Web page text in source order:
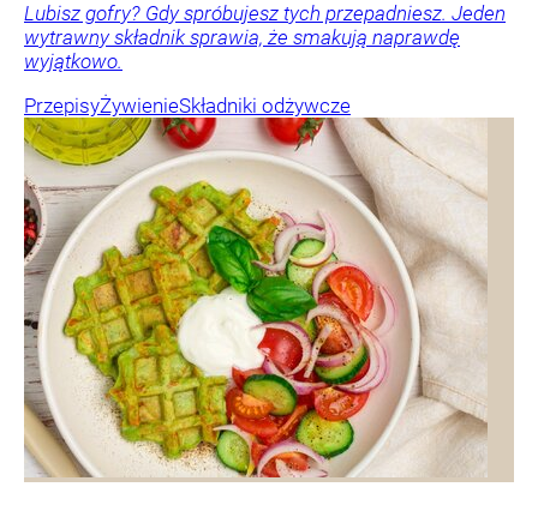
Lubisz gofry? Gdy spróbujesz tych przepadniesz. Jeden
wytrawny składnik sprawia, że smakują naprawdę
wyjątkowo.
PrzepisyŻywienieSkładniki odżywcze